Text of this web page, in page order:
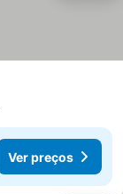
Ver preços